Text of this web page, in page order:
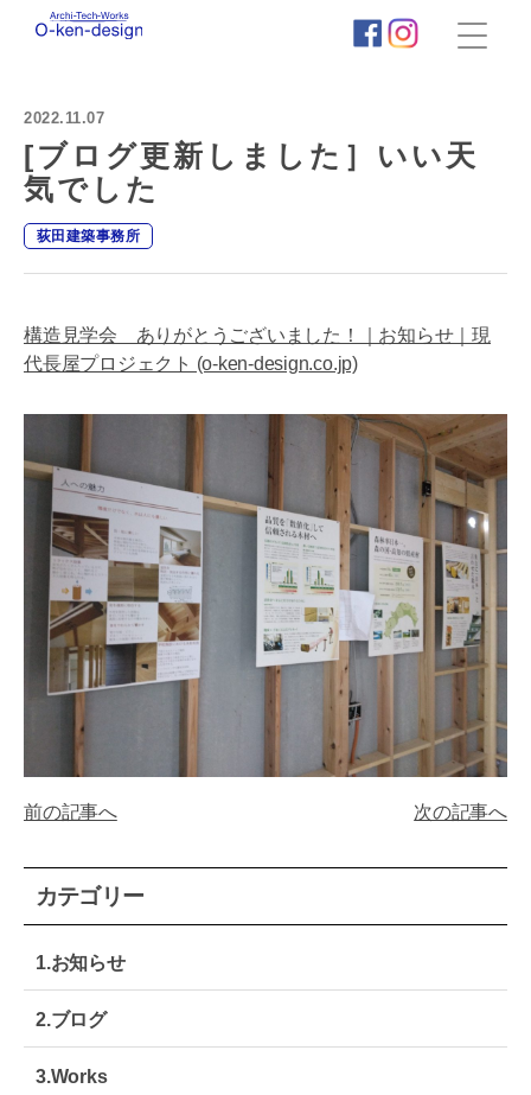
社
荻
田
建
事
わ
く
住
タ
テ
ノ
づ
く
｜
区
2022.11.07
[ブログ更新しました］いい天
気でした
荻田建築事務所
構造見学会 ありがとうございました！｜お知らせ｜現
代長屋プロジェクト (o-ken-design.co.jp)
前の記事へ 次の記事へ
カテゴリー
1.お知らせ
2.ブログ
3.Works